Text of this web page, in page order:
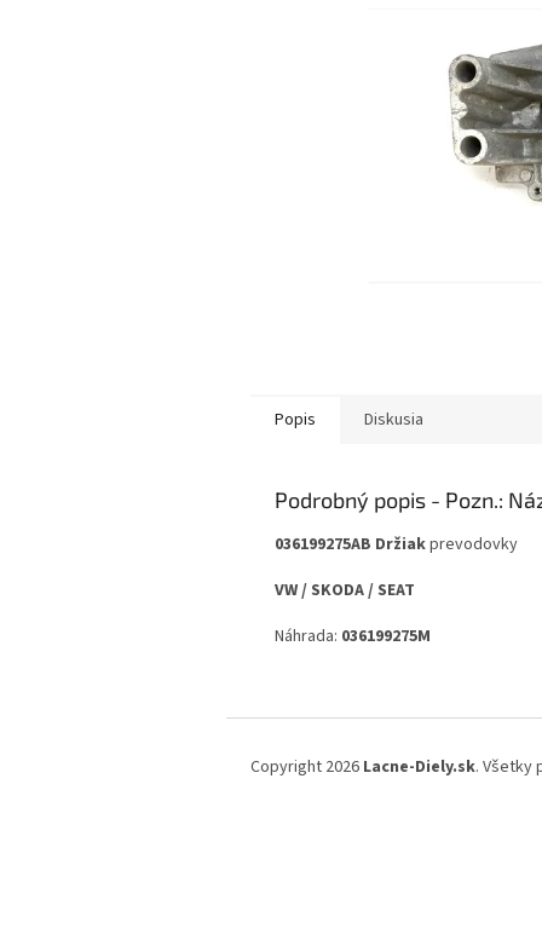
Popis Diskusia
Podrobný popis
036199275AB Držiakprevodovky
VW / SKODA / SEAT
Náhrada: 036199275M
Copyright 2026 Lacne-Diely.sk. Všetky